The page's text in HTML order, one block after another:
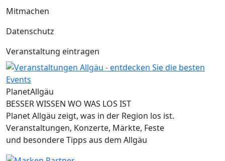
Mitmachen
Datenschutz
Veranstaltung eintragen
PlanetAllgäu
BESSER WISSEN WO WAS LOS IST
Planet Allgäu zeigt, was in der Region los ist.
Veranstaltungen, Konzerte, Märkte, Feste
und besondere Tipps aus dem Allgäu